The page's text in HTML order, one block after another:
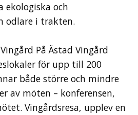
ekologiska och
odlare i trakten.
På Ästad Vingård
för upp till 200
både större och mindre
av möten – konferensen,
Vingårdsresa, upplev en